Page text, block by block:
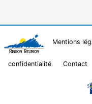
Mentions
confidentialité Contact